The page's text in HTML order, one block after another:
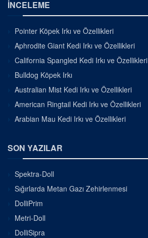
İNCELEME
Pointer Köpek Irkı ve Özellikleri
Aphrodite Giant Kedi Irkı ve Özellikleri
California Spangled Kedi Irkı ve Özellikleri
Bulldog Köpek Irkı
Australian Mist Kedi Irkı ve Özellikleri
American Ringtail Kedi Irkı ve Özellikleri
Arabian Mau Kedi Irkı ve Özellikleri
SON YAZILAR
Spektra-Doll
Sığırlarda Metan Gazı Zehirlenmesi
DolliPrim
Metri-Doll
DolliSipra